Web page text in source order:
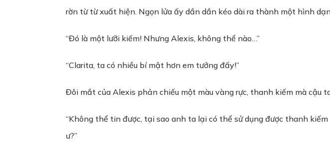
rờn từ từ xuất hiện. Ngọn lửa ấy dần dần kéo dài ra thành một hình
“Đó là một lưỡi kiếm! Nhưng Alexis, không thể nào…”
“Clarita, ta có nhiều bí mật hơn em tưởng đấy!”
Đôi mắt của Alexis phản chiếu một màu vàng rực, thanh kiếm mà
“Không thể tin được, tại sao anh ta lại có thể sử dụng được thanh
ư?”